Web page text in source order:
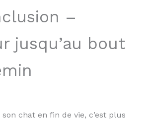
–
jusqu’au bout
chat en fin de vie, c’est plus